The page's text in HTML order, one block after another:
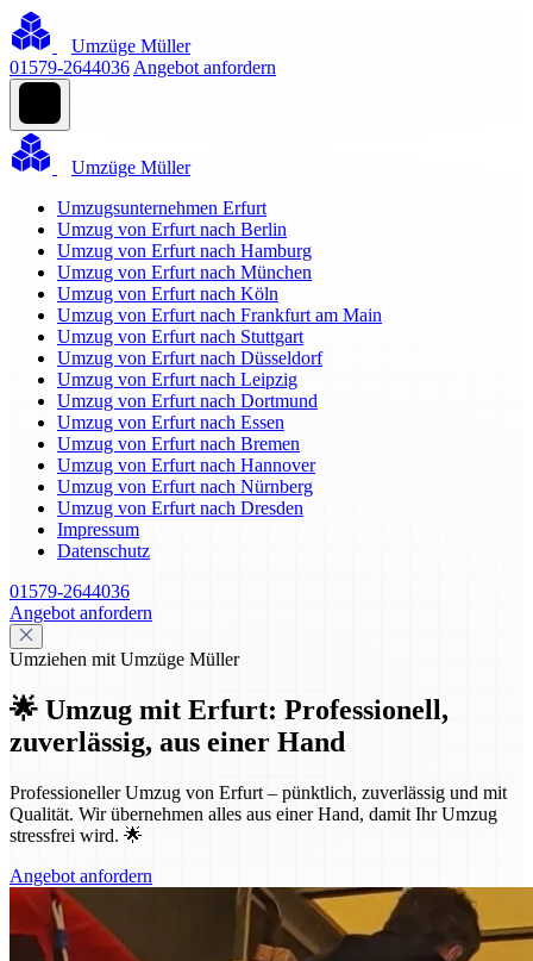
Umzüge Müller
01579-2644036 Angebot anfordern
Umzüge Müller
Umzugsunternehmen Erfurt
Umzug von Erfurt nach Berlin
Umzug von Erfurt nach Hamburg
Umzug von Erfurt nach München
Umzug von Erfurt nach Köln
Umzug von Erfurt nach Frankfurt am Main
Umzug von Erfurt nach Stuttgart
Umzug von Erfurt nach Düsseldorf
Umzug von Erfurt nach Leipzig
Umzug von Erfurt nach Dortmund
Umzug von Erfurt nach Essen
Umzug von Erfurt nach Bremen
Umzug von Erfurt nach Hannover
Umzug von Erfurt nach Nürnberg
Umzug von Erfurt nach Dresden
Impressum
Datenschutz
01579-2644036
Angebot anfordern
Umziehen mit Umzüge Müller
🌟 Umzug mit Erfurt: Professionell,
zuverlässig, aus einer Hand
Professioneller Umzug von Erfurt – pünktlich, zuverlässig und mit
Qualität. Wir übernehmen alles aus einer Hand, damit Ihr Umzug
stressfrei wird. 🌟
Angebot anfordern